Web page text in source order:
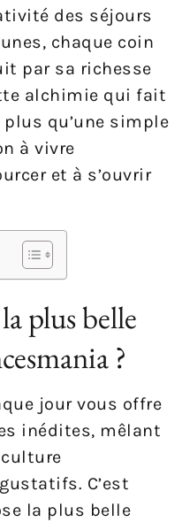
des séjours
chaque coin
par sa richesse
alchimie qui fait
qu’une simple
à vivre
et à s’ouvrir
plus belle
?
jour vous offre
inédites, mêlant
C’est
la plus belle